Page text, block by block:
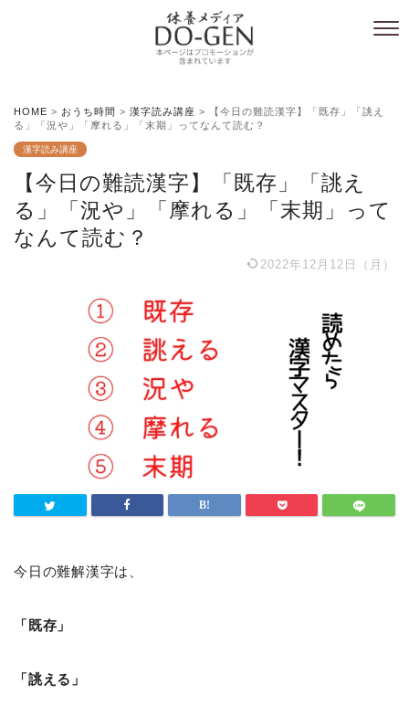
HOME > おうち時間 > 漢字読み講座 >
【今日の難読漢字】「既存」「誂え
る」「況や」「摩れる」「末期」ってなんて読む？
漢字読み講座
【今日の難読漢字】「既存」「誂え
る」「況や」「摩れる」「末期」って
なんて読む？
2022年12月12日（月）
今日の難解漢字は、
「既存」
「誂える」